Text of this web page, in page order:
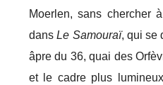
Moerlen, sans chercher
dansLe Samouraï, qui se
âpre du 36, quai des
et le cadre plus